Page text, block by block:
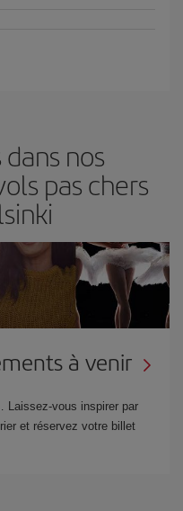
nos
pas chers
à venir
vous inspirer par
et réservez votre billet